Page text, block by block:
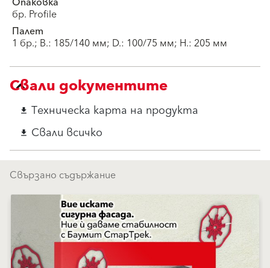
бр. Profile
Палет
1 бр.; B.: 185/140 мм; D.: 100/75 мм; H.: 205 мм
Свали документите
download Техническа карта на продукта
download Свали всичко
Свързано съдържание